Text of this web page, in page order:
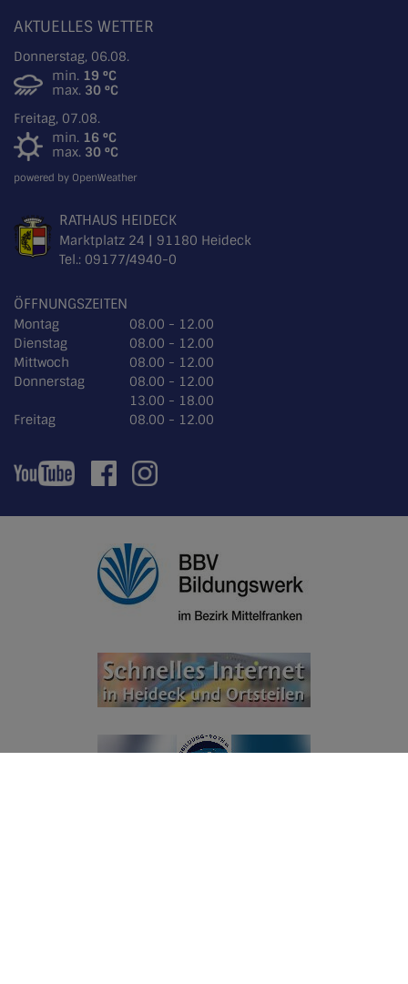
AKTUELLES WETTER
Donnerstag, 06.08.
min. 19 °C
max. 30 °C
Freitag, 07.08.
min. 16 °C
max. 30 °C
powered by OpenWeather
RATHAUS HEIDECK
Marktplatz 24 | 91180 Heideck
Tel.: 09177/4940-0
ÖFFNUNGSZEITEN
Montag
08.00 - 12.00
Dienstag
08.00 - 12.00
Mittwoch
08.00 - 12.00
Donnerstag
08.00 - 12.00
13.00 - 18.00
Freitag
08.00 - 12.00